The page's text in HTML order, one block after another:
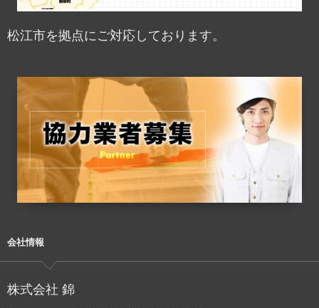
松江市を拠点にご対応しております。
会社情報
株式会社 錦